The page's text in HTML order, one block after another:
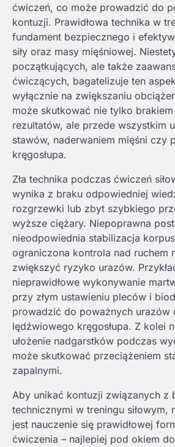
ćwiczeń, co może prowadzić do
kontuzji. Prawidłowa technika w
fundament bezpiecznego i
siły oraz masy mięśniowej.
początkujących, ale także
ćwiczących, bagatelizuje ten
wyłącznie na zwiększaniu
może skutkować nie tylko
rezultatów, ale przede wszystkim
stawów, naderwaniem mięśni czy
kręgosłupa.
Zła technika podczas ćwiczeń
wynika z braku odpowiedniej
rozgrzewki lub zbyt szybkiego
wyższe ciężary. Niepoprawna
nieodpowiednia stabilizacja
ograniczona kontrola nad ruchem
zwiększyć ryzyko urazów.
nieprawidłowe wykonywanie
przy złym ustawieniu pleców i
prowadzić do poważnych urazów
lędźwiowego kręgosłupa. Z kolei
ułożenie nadgarstków podczas
może skutkować przeciążeniem
zapalnymi.
Aby unikać kontuzji związanych z
technicznymi w treningu siłowym,
jest nauczenie się prawidłowej
ćwiczenia – najlepiej pod okiem